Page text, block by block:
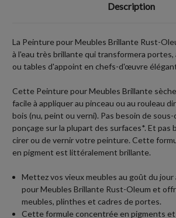
Description
La Peinture pour Meubles Brillante Rust-
à l'eau très brillante qui transformera portes,
ou tables d'appoint en chefs-d'œuvre
Cette Peinture pour Meubles Brillante
facile à appliquer au pinceau ou au rouleau
bois (nu, peint ou verni). Pas besoin de
ponçage sur la plupart des surfaces*. Et pas
cirer ou de vernir votre peinture. Cette
en pigment est littéralement brillante.
Mettez vos vieux meubles au goût du jour
pour Meubles Brillante Rust-Oleum et
meubles, plinthes et cadres de portes.
Cette formule concentrée en pigments et